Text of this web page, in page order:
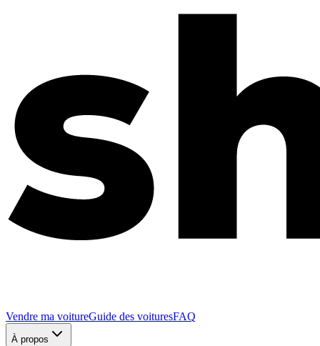
Vendre ma voitureGuide des voituresFAQ
À propos